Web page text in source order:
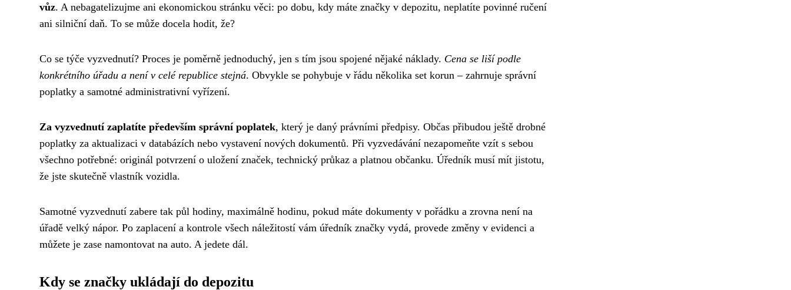
vůz. A nebagatelizujme ani ekonomickou stránku věci: po dobu, kdy máte značky v depozitu, neplatíte povinné ručení
ani silniční daň. To se může docela hodit, že?
Co se týče vyzvednutí? Proces je poměrně jednoduchý, jen s tím jsou spojené nějaké náklady. Cena se liší podle
konkrétního úřadu a není v celé republice stejná. Obvykle se pohybuje v řádu několika set korun – zahrnuje správní
poplatky a samotné administrativní vyřízení.
Za vyzvednutí zaplatíte především správní poplatek, který je daný právními předpisy. Občas přibudou ještě drobné
poplatky za aktualizaci v databázích nebo vystavení nových dokumentů. Při vyzvedávání nezapomeňte vzít s sebou
všechno potřebné: originál potvrzení o uložení značek, technický průkaz a platnou občanku. Úředník musí mít jistotu,
že jste skutečně vlastník vozidla.
Samotné vyzvednutí zabere tak půl hodiny, maximálně hodinu, pokud máte dokumenty v pořádku a zrovna není na
úřadě velký nápor. Po zaplacení a kontrole všech náležitostí vám úředník značky vydá, provede změny v evidenci a
můžete je zase namontovat na auto. A jedete dál.
Kdy se značky ukládají do depozitu